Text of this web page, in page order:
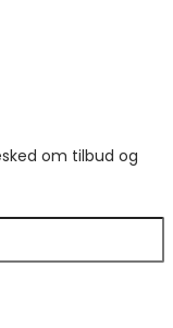
om tilbud og